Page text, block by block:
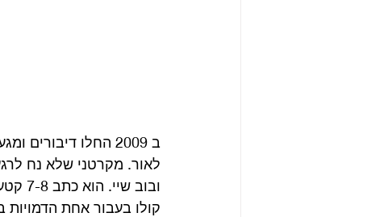
לאור. מקרטני שלא נח
קולו בעבור אחת הדמויות